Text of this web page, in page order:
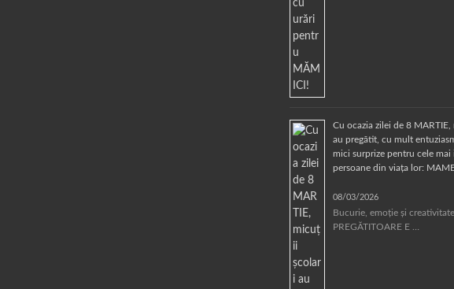
Cu ocazia zilei de 8
au pregătit, cu mult
mici surprize pentru cele
persoane din viața lor:
08/03/2026
Bucurie, emoție și
PREGĂTITOARE E …